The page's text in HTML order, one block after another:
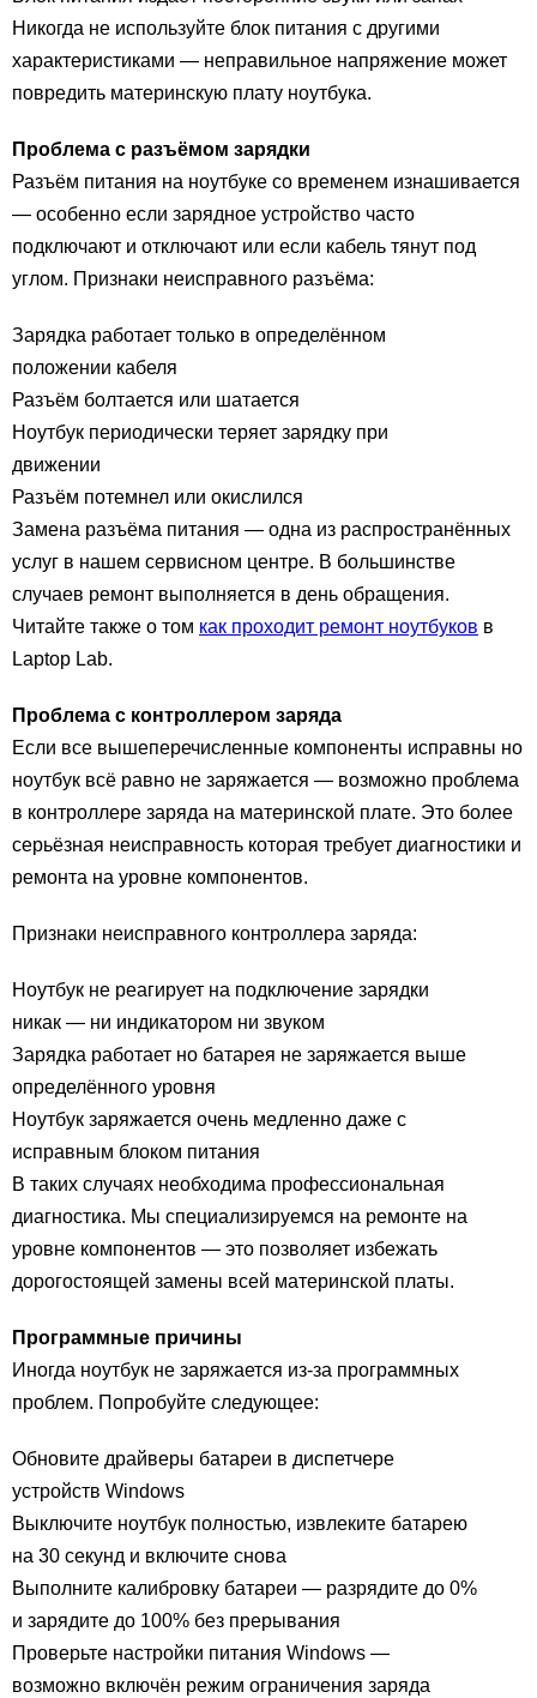
Никогда не используйте блок питания с другими
характеристиками — неправильное напряжение может
повредить материнскую плату ноутбука.
Проблема с разъёмом зарядки
Разъём питания на ноутбуке со временем изнашивается
— особенно если зарядное устройство часто
подключают и отключают или если кабель тянут под
углом. Признаки неисправного разъёма:
Зарядка работает только в определённом
положении кабеля
Разъём болтается или шатается
Ноутбук периодически теряет зарядку при
движении
Разъём потемнел или окислился
Замена разъёма питания — одна из распространённых
услуг в нашем сервисном центре. В большинстве
случаев ремонт выполняется в день обращения.
Читайте также о том как проходит ремонт ноутбуков в
Laptop Lab.
Проблема с контроллером заряда
Если все вышеперечисленные компоненты исправны но
ноутбук всё равно не заряжается — возможно проблема
в контроллере заряда на материнской плате. Это более
серьёзная неисправность которая требует диагностики и
ремонта на уровне компонентов.
Признаки неисправного контроллера заряда:
Ноутбук не реагирует на подключение зарядки
никак — ни индикатором ни звуком
Зарядка работает но батарея не заряжается выше
определённого уровня
Ноутбук заряжается очень медленно даже с
исправным блоком питания
В таких случаях необходима профессиональная
диагностика. Мы специализируемся на ремонте на
уровне компонентов — это позволяет избежать
дорогостоящей замены всей материнской платы.
Программные причины
Иногда ноутбук не заряжается из-за программных
проблем. Попробуйте следующее:
Обновите драйверы батареи в диспетчере
устройств Windows
Выключите ноутбук полностью, извлеките батарею
на 30 секунд и включите снова
Выполните калибровку батареи — разрядите до 0%
и зарядите до 100% без прерывания
Проверьте настройки питания Windows —
возможно включён режим ограничения заряда